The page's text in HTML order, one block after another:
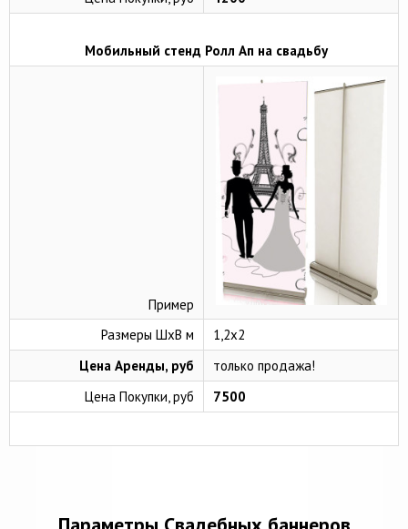
Мобильный стенд Ролл Ап на свадьбу
Пример
Размеры ШхВ м
1,2х2
Цена Аренды, руб
только продажа!
Цена Покупки, руб
7500